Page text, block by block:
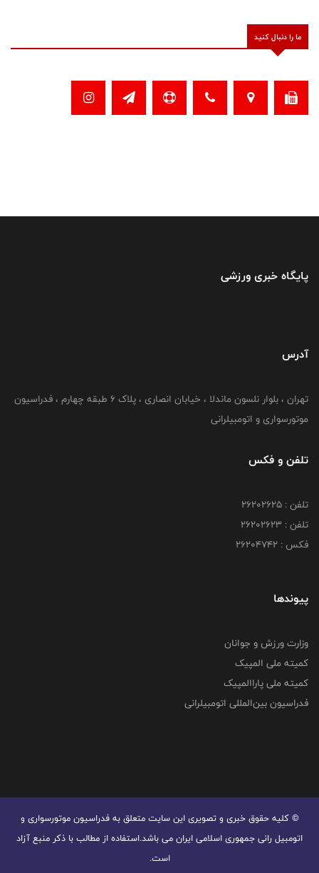
ما را دنبال کنید
پایگاه خبری ورزشی
آدرس
تهران ، بلوار نلسون ماندلا ، خیابان انصاری ، پلاک ۶ طبقه چهارم ، فدراسیون
موتورسواری و اتومبیلرانی
تلفن و فکس
تلفن : ۲۶۲۰۲۶۲۵
تلفن : ۲۶۲۰۲۶۲۳
فکس : ۲۶۲۰۴۷۴۲
پیوندها
وزارت ورزش و جوانان
کمیته ملی المپیک
کمیته ملی پاراالمپیک
فدراسیون بین‌المللی اتومبیلرانی
© کليه حقوق خبری و تصويری اين سايت متعلق به فدراسیون موتورسواری و
اتومبیل رانی جمهوری اسلامی ایران می باشد.استفاده از مطالب با ذكر منبع آزاد
است.